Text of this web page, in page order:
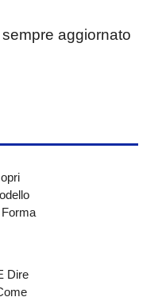
aggiornato
Dire